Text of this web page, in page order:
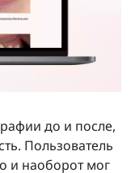
до и после,
Пользователь
и наоборот мог